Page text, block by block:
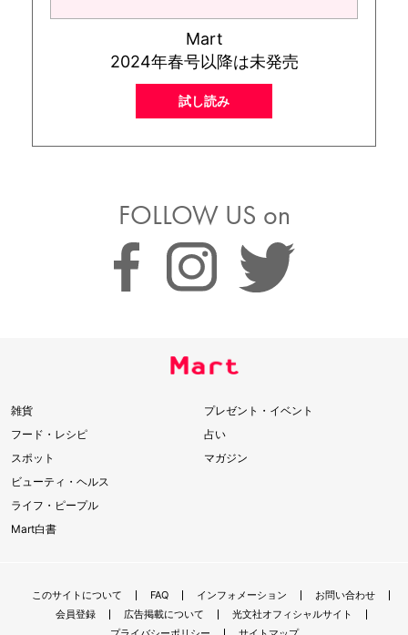
Mart
2024年春号以降は未発売
試し読み
FOLLOW US on
雑貨
フード・レシピ
スポット
ビューティ・ヘルス
ライフ・ピープル
Mart白書
プレゼント・イベント
占い
マガジン
このサイトについて FAQ インフォメーション
お問い合わせ
会員登録
広告掲載について
光文社オフィシャルサイト